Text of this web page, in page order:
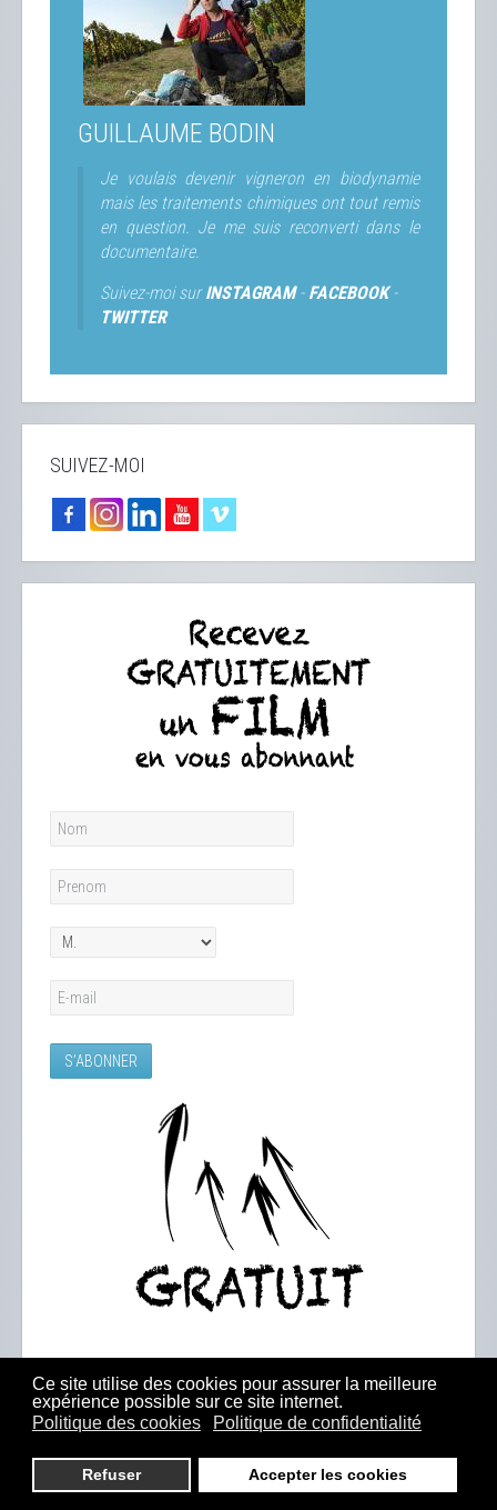
Ce site utilise des cookies pour assurer la meilleure
expérience possible sur ce site internet.
Politique des cookies
Politique de confidentialité
Refuser Accepter les cookies
GUILLAUME BODIN
Je voulais devenir vigneron en biodynamie
mais les traitements chimiques ont tout remis
en question. Je me suis reconverti dans le
documentaire.
Suivez-moi surINSTAGRAM- FACEBOOK-
TWITTER
SUIVEZ-MOI